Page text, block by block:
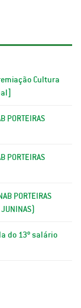
Cultura
PORTEIRAS
PORTEIRAS
PORTEIRAS
JUNINAS)
do 13º salário